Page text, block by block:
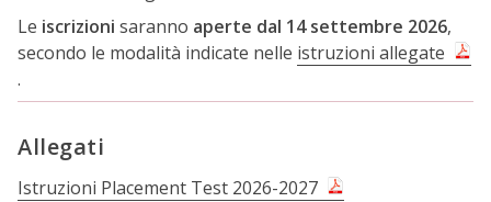
Le iscrizioni saranno aperte dal 14 settembre 2026,
secondo le modalità indicate nelle istruzioni allegate
.
Allegati
Istruzioni Placement Test 2026-2027